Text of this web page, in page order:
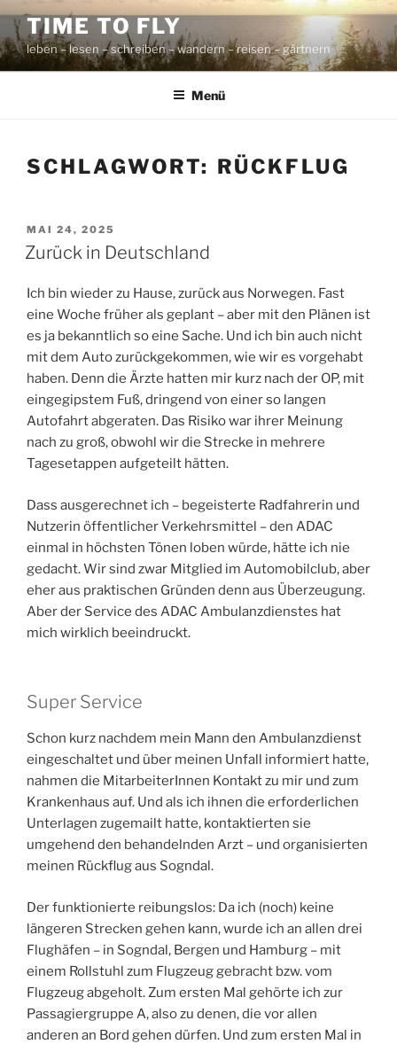
Zum
Inhalt
springen
TIME TO FLY
leben – lesen – schreiben – wandern – reisen – gärtnern
Menü
SCHLAGWORT: RÜCKFLUG
VERÖFFENTLICHT
AM
MAI 24, 2025
Zurück in Deutschland
Ich bin wieder zu Hause, zurück aus Norwegen. Fast
eine Woche früher als geplant – aber mit den Plänen ist
es ja bekanntlich so eine Sache. Und ich bin auch nicht
mit dem Auto zurückgekommen, wie wir es vorgehabt
haben. Denn die Ärzte hatten mir kurz nach der OP, mit
eingegipstem Fuß, dringend von einer so langen
Autofahrt abgeraten. Das Risiko war ihrer Meinung
nach zu groß, obwohl wir die Strecke in mehrere
Tagesetappen aufgeteilt hätten.
Dass ausgerechnet ich – begeisterte Radfahrerin und
Nutzerin öffentlicher Verkehrsmittel – den ADAC
einmal in höchsten Tönen loben würde, hätte ich nie
gedacht. Wir sind zwar Mitglied im Automobilclub, aber
eher aus praktischen Gründen denn aus Überzeugung.
Aber der Service des ADAC Ambulanzdienstes hat
mich wirklich beeindruckt.
Super Service
Schon kurz nachdem mein Mann den Ambulanzdienst
eingeschaltet und über meinen Unfall informiert hatte,
nahmen die MitarbeiterInnen Kontakt zu mir und zum
Krankenhaus auf. Und als ich ihnen die erforderlichen
Unterlagen zugemailt hatte, kontaktierten sie
umgehend den behandelnden Arzt – und organisierten
meinen Rückflug aus Sogndal.
Der funktionierte reibungslos: Da ich (noch) keine
längeren Strecken gehen kann, wurde ich an allen drei
Flughäfen – in Sogndal, Bergen und Hamburg – mit
einem Rollstuhl zum Flugzeug gebracht bzw. vom
Flugzeug abgeholt. Zum ersten Mal gehörte ich zur
Passagiergruppe A, also zu denen, die vor allen
anderen an Bord gehen dürfen. Und zum ersten Mal in